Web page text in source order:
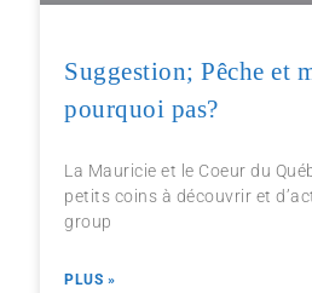
Suggestion; Pêche et
pourquoi pas?
La Mauricie et le Coeur du
petits coins à découvrir et
group
PLUS »